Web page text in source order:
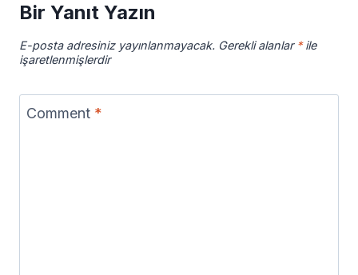
Bir Yanıt Yazın
E-posta adresiniz yayınlanmayacak. Gerekli alanlar *ile
işaretlenmişlerdir
Comment *